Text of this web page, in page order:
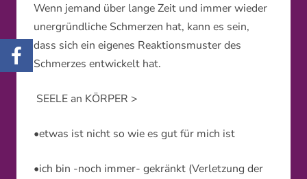
Wenn jemand über lange Zeit und immer wieder
unergründliche Schmerzen hat, kann es sein,
dass sich ein eigenes Reaktionsmuster des
Schmerzes entwickelt hat.
SEELE an KÖRPER >
•etwas ist nicht so wie es gut für mich ist
•ich bin -noch immer- gekränkt (Verletzung der